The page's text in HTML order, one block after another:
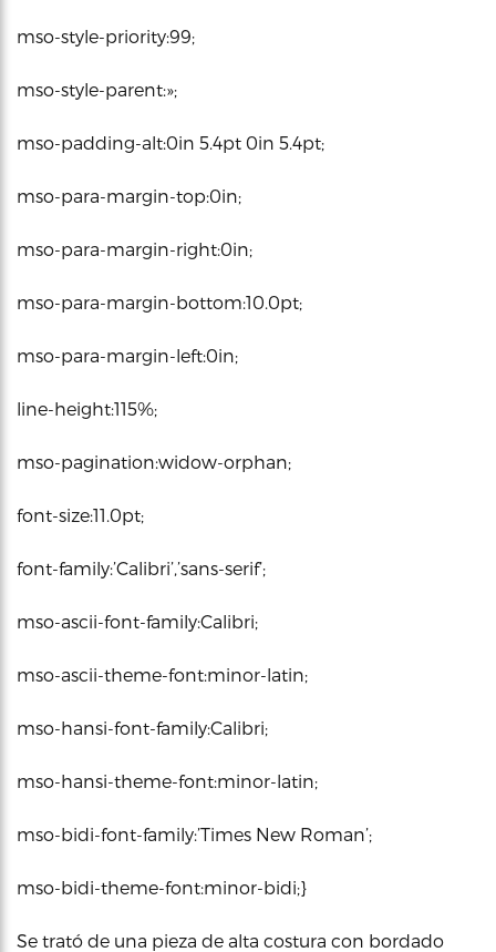
mso-style-priority:99;
mso-style-parent:»;
mso-padding-alt:0in 5.4pt 0in 5.4pt;
mso-para-margin-top:0in;
mso-para-margin-right:0in;
mso-para-margin-bottom:10.0pt;
mso-para-margin-left:0in;
line-height:115%;
mso-pagination:widow-orphan;
font-size:11.0pt;
font-family:’Calibri’,’sans-serif’;
mso-ascii-font-family:Calibri;
mso-ascii-theme-font:minor-latin;
mso-hansi-font-family:Calibri;
mso-hansi-theme-font:minor-latin;
mso-bidi-font-family:’Times New Roman’;
mso-bidi-theme-font:minor-bidi;}
Se trató de una pieza de alta costura con bordado